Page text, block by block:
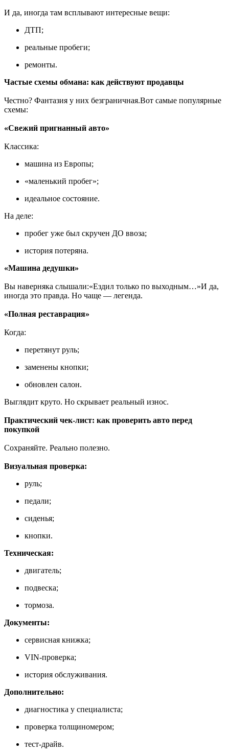
И да, иногда там всплывают интересные вещи:
ДТП;
реальные пробеги;
ремонты.
Частые схемы обмана: как действуют продавцы
Честно? Фантазия у них безграничная.Вот самые популярные
схемы:
«Свежий пригнанный авто»
Классика:
машина из Европы;
«маленький пробег»;
идеальное состояние.
На деле:
пробег уже был скручен ДО ввоза;
история потеряна.
«Машина дедушки»
Вы наверняка слышали:«Ездил только по выходным…»И да,
иногда это правда. Но чаще — легенда.
«Полная реставрация»
Когда:
перетянут руль;
заменены кнопки;
обновлен салон.
Выглядит круто. Но скрывает реальный износ.
Практический чек-лист: как проверить авто перед
покупкой
Сохраняйте. Реально полезно.
Визуальная проверка:
руль;
педали;
сиденья;
кнопки.
Техническая:
двигатель;
подвеска;
тормоза.
Документы:
сервисная книжка;
VIN-проверка;
история обслуживания.
Дополнительно:
диагностика у специалиста;
проверка толщиномером;
тест-драйв.